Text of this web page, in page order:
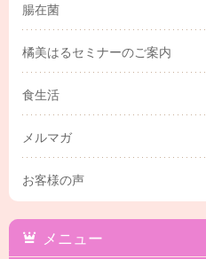
腸在菌
橘美はるセミナーのご案内
食生活
メルマガ
お客様の声
メニュー